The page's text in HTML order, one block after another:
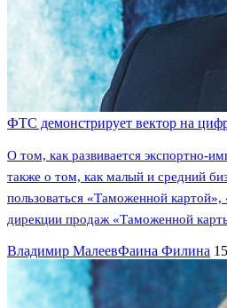
ФТС демонстрирует вектор на
О том, как развивается экспортно-
также о том, как малый и средний
пользоваться «Таможенной картой»,
дирекции продаж «Таможенной
Владимир МалеевФаина Филина